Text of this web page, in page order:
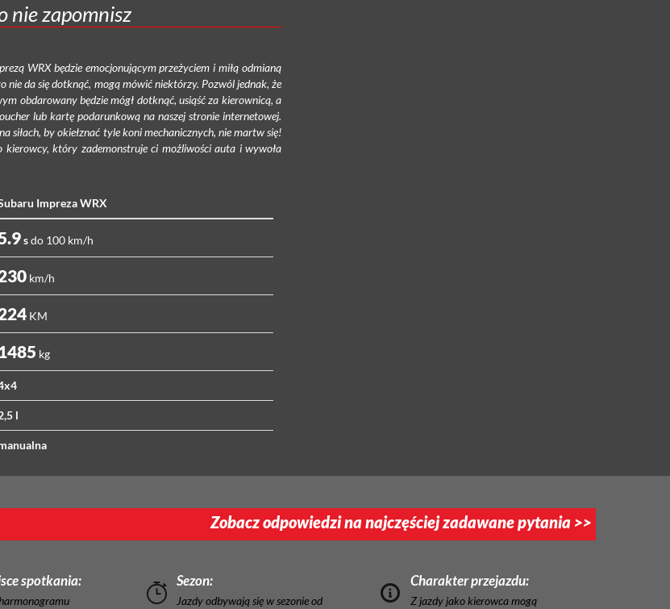
nie zapomnisz
WRX będzie emocjonującym przeżyciem i miłą odmianą
da się dotknąć, mogą mówić niektórzy. Pozwól jednak, że
obdarowany będzie mógł dotknąć, usiąść za kierownicą, a
lub kartę podarunkową na naszej stronie internetowej.
siłach, by okiełznać tyle koni mechanicznych, nie martw się!
kierowcy, który zademonstruje ci możliwości auta i wywoła
Impreza WRX
sdo 100 km/h
km/h
KM
kg
l
Zobacz odpowiedzi na najczęściej zadawane pytania >>
spotkania: Sezon:
Jazdy odbywają się w sezonie od
Charakter przejazdu:
Z jazdy jako kierowca mogą